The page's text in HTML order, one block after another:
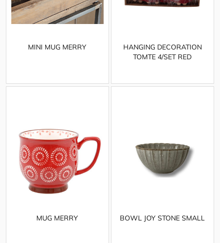
MINI MUG MERRY
HANGING DECORATION
TOMTE 4/SET RED
MUG MERRY BOWL JOY STONE SMALL